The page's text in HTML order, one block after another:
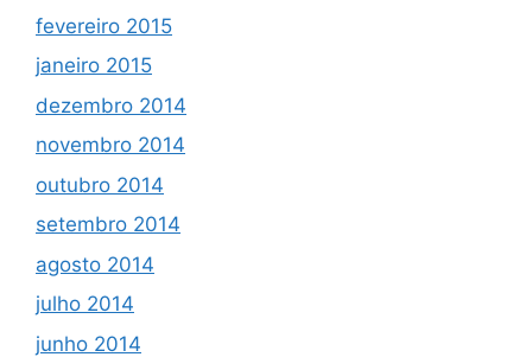
fevereiro 2015
janeiro 2015
dezembro 2014
novembro 2014
outubro 2014
setembro 2014
agosto 2014
julho 2014
junho 2014